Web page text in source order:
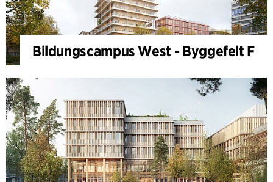
Bildungscampus West - Byggefelt F